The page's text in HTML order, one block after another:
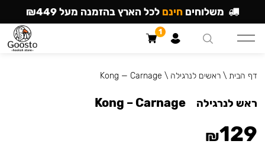
דף הבית \ראשים לנרגילה \
Kong — Carnage
ראש לנרגילה Kong – Carnage
₪129
משלוחים חינם לכל הארץ בהזמנה מעל ₪449
1